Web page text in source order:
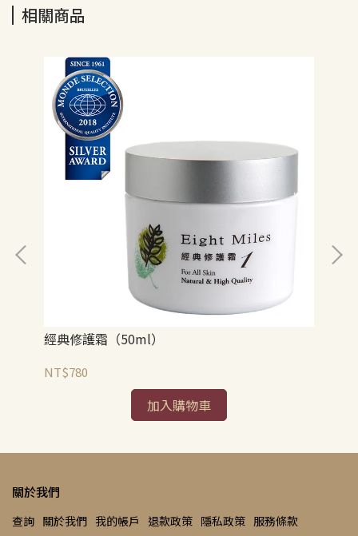
相關商品
經典修護霜（50ml）
NT$780
加入購物車
關於我們
查詢 關於我們 我的帳戶 退款政策 隱私政策 服務條款